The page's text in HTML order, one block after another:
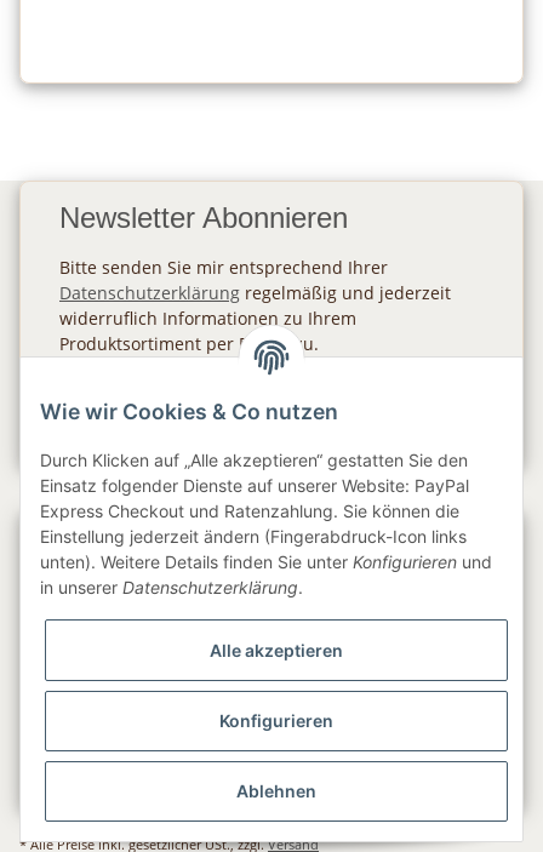
Newsletter Abonnieren
Bitte senden Sie mir entsprechend Ihrer
Datenschutzerklärung regelmäßig und jederzeit
widerruflich Informationen zu Ihrem
Produktsortiment per E-Mail zu.
Gesetzliche Informationen
* Alle Preise inkl. gesetzlicher USt., zzgl.Versand
Wie wir Cookies & Co nutzen
Durch Klicken auf „Alle akzeptieren“ gestatten Sie den
Einsatz folgender Dienste auf unserer Website: PayPal
Express Checkout und Ratenzahlung. Sie können die
Einstellung jederzeit ändern (Fingerabdruck-Icon links
unten). Weitere Details finden Sie unter Konfigurieren und
in unserer Datenschutzerklärung.
Alle akzeptieren
Konfigurieren
Ablehnen